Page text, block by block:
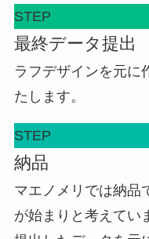
STEP
最終データ提出
ラフデザインを元に
たします。
STEP
納品
マエノメリでは納品
が始まりと考えてい